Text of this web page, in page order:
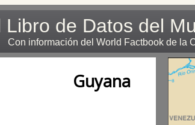
Libro de Datos del
Con información del World Factbook de la
Guyana